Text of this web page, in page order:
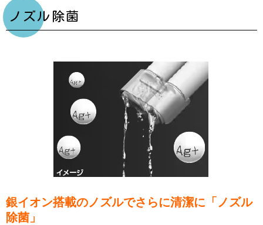
ノズル除菌
銀イオン搭載のノズルでさらに清潔に「ノズル
除菌」